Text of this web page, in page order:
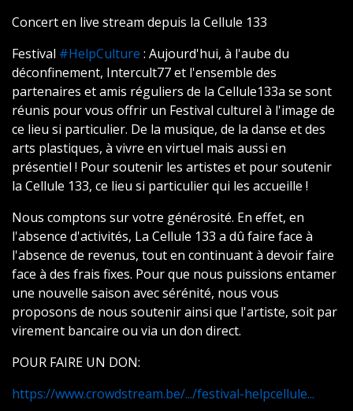
Concert en live stream depuis la Cellule 133
Festival #HelpCulture : Aujourd'hui, à l'aube du
déconfinement, Intercult77 et l'ensemble des
partenaires et amis réguliers de la Cellule133a se sont
réunis pour vous offrir un Festival culturel à l'image de
ce lieu si particulier. De la musique, de la danse et des
arts plastiques, à vivre en virtuel mais aussi en
présentiel ! Pour soutenir les artistes et pour soutenir
la Cellule 133, ce lieu si particulier qui les accueille !
Nous comptons sur votre générosité. En effet, en
l'absence d'activités, La Cellule 133 a dû faire face à
l'absence de revenus, tout en continuant à devoir faire
face à des frais fixes. Pour que nous puissions entamer
une nouvelle saison avec sérénité, nous vous
proposons de nous soutenir ainsi que l'artiste, soit par
virement bancaire ou via un don direct.
POUR FAIRE UN DON:
https://www.crowdstream.be/.../festival-helpcellule...